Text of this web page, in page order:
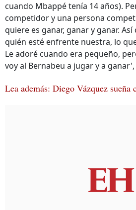
cuando Mbappé tenía 14 años).
competidor y una persona
quiere es ganar, ganar y ganar.
quién esté enfrente nuestra, lo
Le adoré cuando era pequeño,
voy al Bernabeu a jugar y a
Lea además: Diego Vázquez sueña